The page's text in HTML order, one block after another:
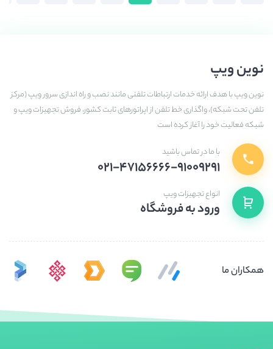
نوین ویپ
نوین ویپ با هدف ارائه خدمات ارتباطات تلفنی مانند نصب و راه اندازی سرور ویپ (مرکز
تلفن تحت شبکه)، واگذاری خط تلفن از اپراتورهای ثابت کشور، فروش تجهیزات ویپ و
شبکه فعالیت خود را آغاز کرده است
با ما در تماس باشید
۰۲۱-۴۷۱۵۶۶۶۶-۹۱۰۰۹۲۹۱
انواع تجهیزات ویپ
ورود به فروشگاه
همکاران ما